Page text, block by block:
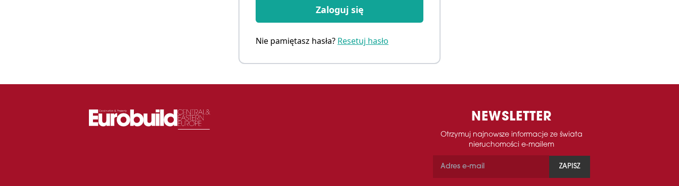
Zaloguj się
Nie pamiętasz hasła? Resetuj hasło
NEWSLETTER
Otrzymuj najnowsze informacje ze świata
nieruchomości e-mailem
ZAPISZ